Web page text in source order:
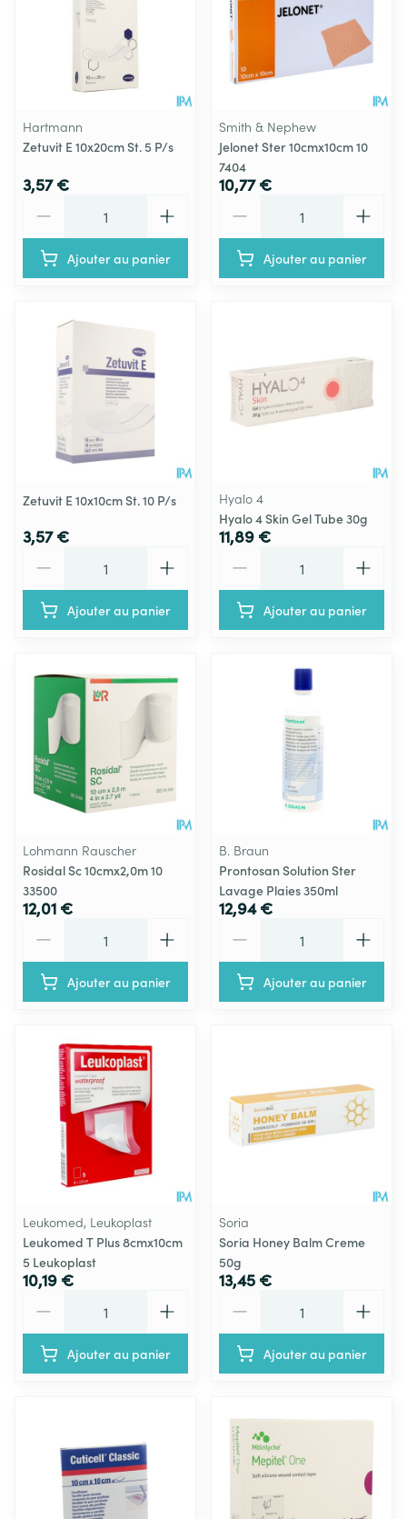
Hartmann
Zetuvit E 10x20cm St. 5 P/s
3,57 €
Ajouter au panier
Smith & Nephew
Jelonet Ster 10cmx10cm 10
7404
10,77 €
Ajouter au panier
Zetuvit E 10x10cm St. 10 P/s
3,57 €
Ajouter au panier
Hyalo 4
Hyalo 4 Skin Gel Tube 30g
11,89 €
Ajouter au panier
Lohmann Rauscher
Rosidal Sc 10cmx2,0m 10
33500
12,01 €
Ajouter au panier
B. Braun
Prontosan Solution Ster
Lavage Plaies 350ml
12,94 €
Ajouter au panier
Leukomed, Leukoplast
Leukomed T Plus 8cmx10cm
5 Leukoplast
10,19 €
Ajouter au panier
Soria
Soria Honey Balm Creme
50g
13,45 €
Ajouter au panier